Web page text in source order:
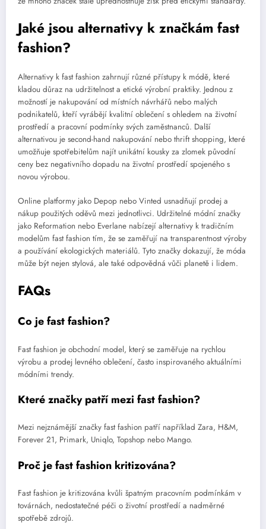
Jaké jsou alternativy k značkám fast
fashion?
Alternativy k fast fashion zahrnují různé přístupy k módě, které
kladou důraz na udržitelnost a etické výrobní praktiky. Jednou z
možností je nakupování od místních návrhářů nebo malých
podnikatelů, kteří vyrábějí kvalitní oblečení s ohledem na životní
prostředí a pracovní podmínky svých zaměstnanců. Další
alternativou je second-hand nakupování nebo thrift shopping, které
umožňuje spotřebitelům najít unikátní kousky za zlomek původní
ceny bez negativního dopadu na životní prostředí spojeného s
novou výrobou.
Online platformy jako Depop nebo Vinted usnadňují prodej a
nákup použitých oděvů mezi jednotlivci. Udržitelné módní značky
jako Reformation nebo Everlane nabízejí alternativy k tradičním
modelům fast fashion tím, že se zaměřují na transparentnost výroby
a používání ekologických materiálů. Tyto značky dokazují, že móda
může být nejen stylová, ale také odpovědná vůči planetě i lidem.
FAQs
Co je fast fashion?
Fast fashion je obchodní model, který se zaměřuje na rychlou
výrobu a prodej levného oblečení, často inspirovaného aktuálními
módními trendy.
Které značky patří mezi fast fashion?
Mezi nejznámější značky fast fashion patří například Zara, H&M,
Forever 21, Primark, Uniqlo, Topshop nebo Mango.
Proč je fast fashion kritizována?
Fast fashion je kritizována kvůli špatným pracovním podmínkám v
továrnách, nedostatečné péči o životní prostředí a nadměrné
spotřebě zdrojů.